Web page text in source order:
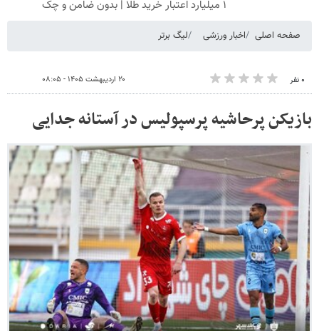
۱ میلیارد اعتبار خرید طلا | بدون ضامن و چک
صفحه اصلی اخبار ورزشی لیگ برتر
۰ نفر ۲۰ اردیبهشت ۱۴۰۵ - ۰۸:۰۵
بازیکن پرحاشیه پرسپولیس در آستانه جدایی